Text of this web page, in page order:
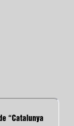
“Catalunya